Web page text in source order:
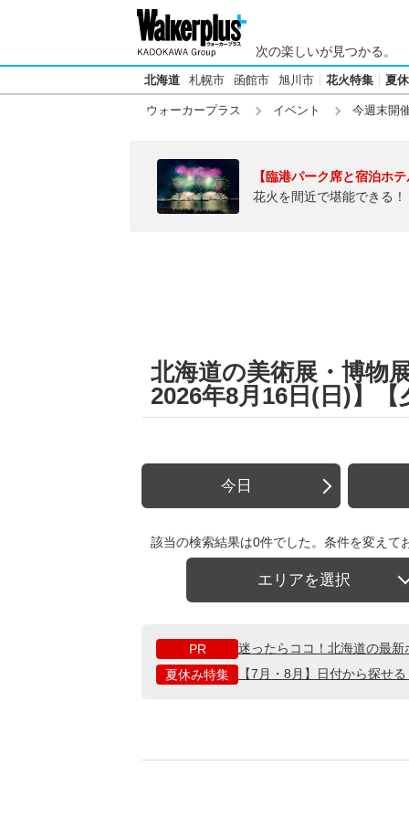
次の楽しいが見つかる。
北海道 札幌市 函館市 旭川市 花火特集 夏
ウォーカープラス イベント 今週末開
【臨港パーク席と宿泊ホ
花火を間近で堪能できる
北海道の美術展・博物
2026年8月16日(日)】【
今日
該当の検索結果は0件でした。条件を変えて
エリアを選択
PR
迷ったらココ！北海道の最
夏休み特集
【7月・8月】日付から探せ